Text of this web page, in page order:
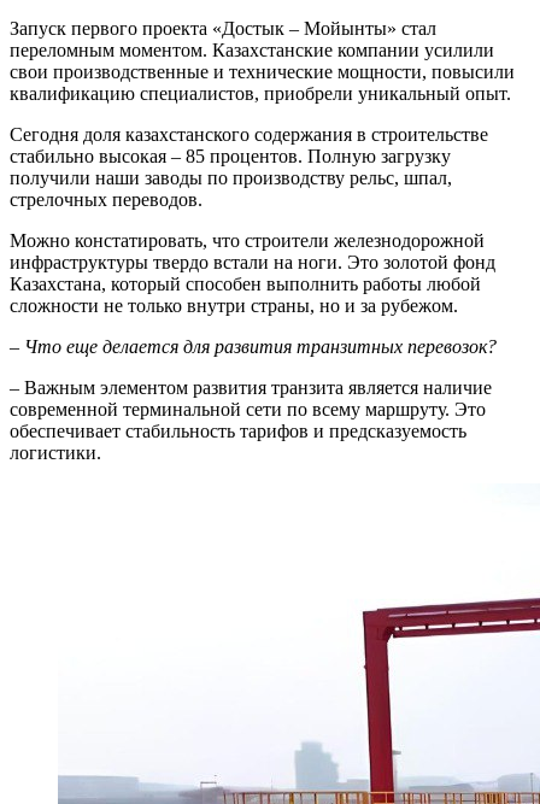
Запуск первого проекта «Дос­тык – Мойынты» стал
переломным моментом. Казахстанские компании усилили
свои произ­водственные и технические мощности, повысили
квалификацию специалистов, приобрели уникальный опыт.
Сегодня доля казахстанского содержания в строительстве
стабильно высокая – 85 процентов. Полную загрузку
получили наши заводы по производству рельс, шпал,
стрелочных переводов.
Можно констатировать, что строители железнодорожной
инфраструктуры твердо встали на ноги. Это золотой фонд
Казахстана, который способен выполнить работы любой
сложности не только внутри страны, но и за рубежом.
– Что еще делается для развития транзитных перевозок?
– Важным элементом развития транзита является наличие
современной терминальной сети по всему маршруту. Это
обеспечивает стабильность тарифов и предсказуемость
логистики.